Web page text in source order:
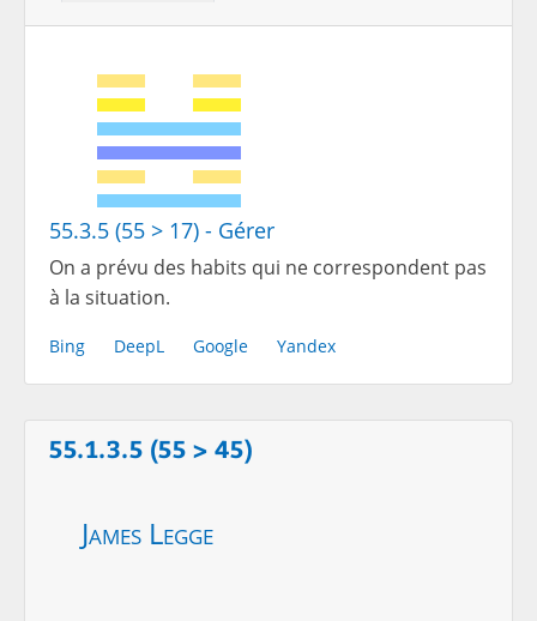
55.3.5 (55 > 17) - Gérer
On a prévu des habits qui ne correspondent pas
à la situation.
Bing DeepL Google Yandex
55.1.3.5 (55 > 45)
James Legge